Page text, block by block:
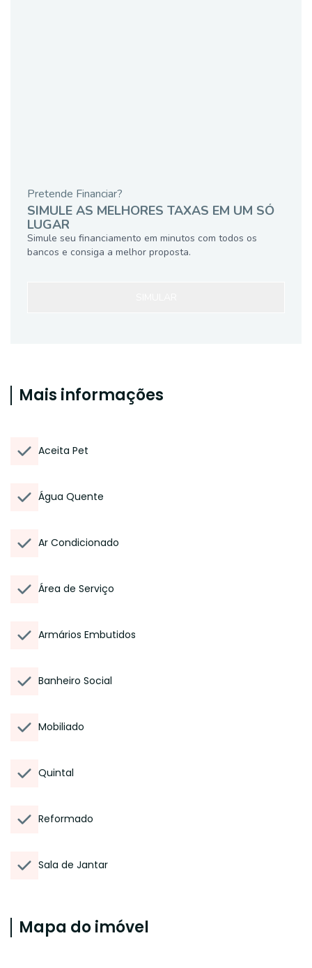
Pretende Financiar?
SIMULE AS MELHORES TAXAS EM UM SÓ
LUGAR
Simule seu financiamento em minutos com todos os
bancos e consiga a melhor proposta.
Mais informações
Aceita Pet
Água Quente
Ar Condicionado
Área de Serviço
Armários Embutidos
Banheiro Social
Mobiliado
Quintal
Reformado
Sala de Jantar
Mapa do imóvel